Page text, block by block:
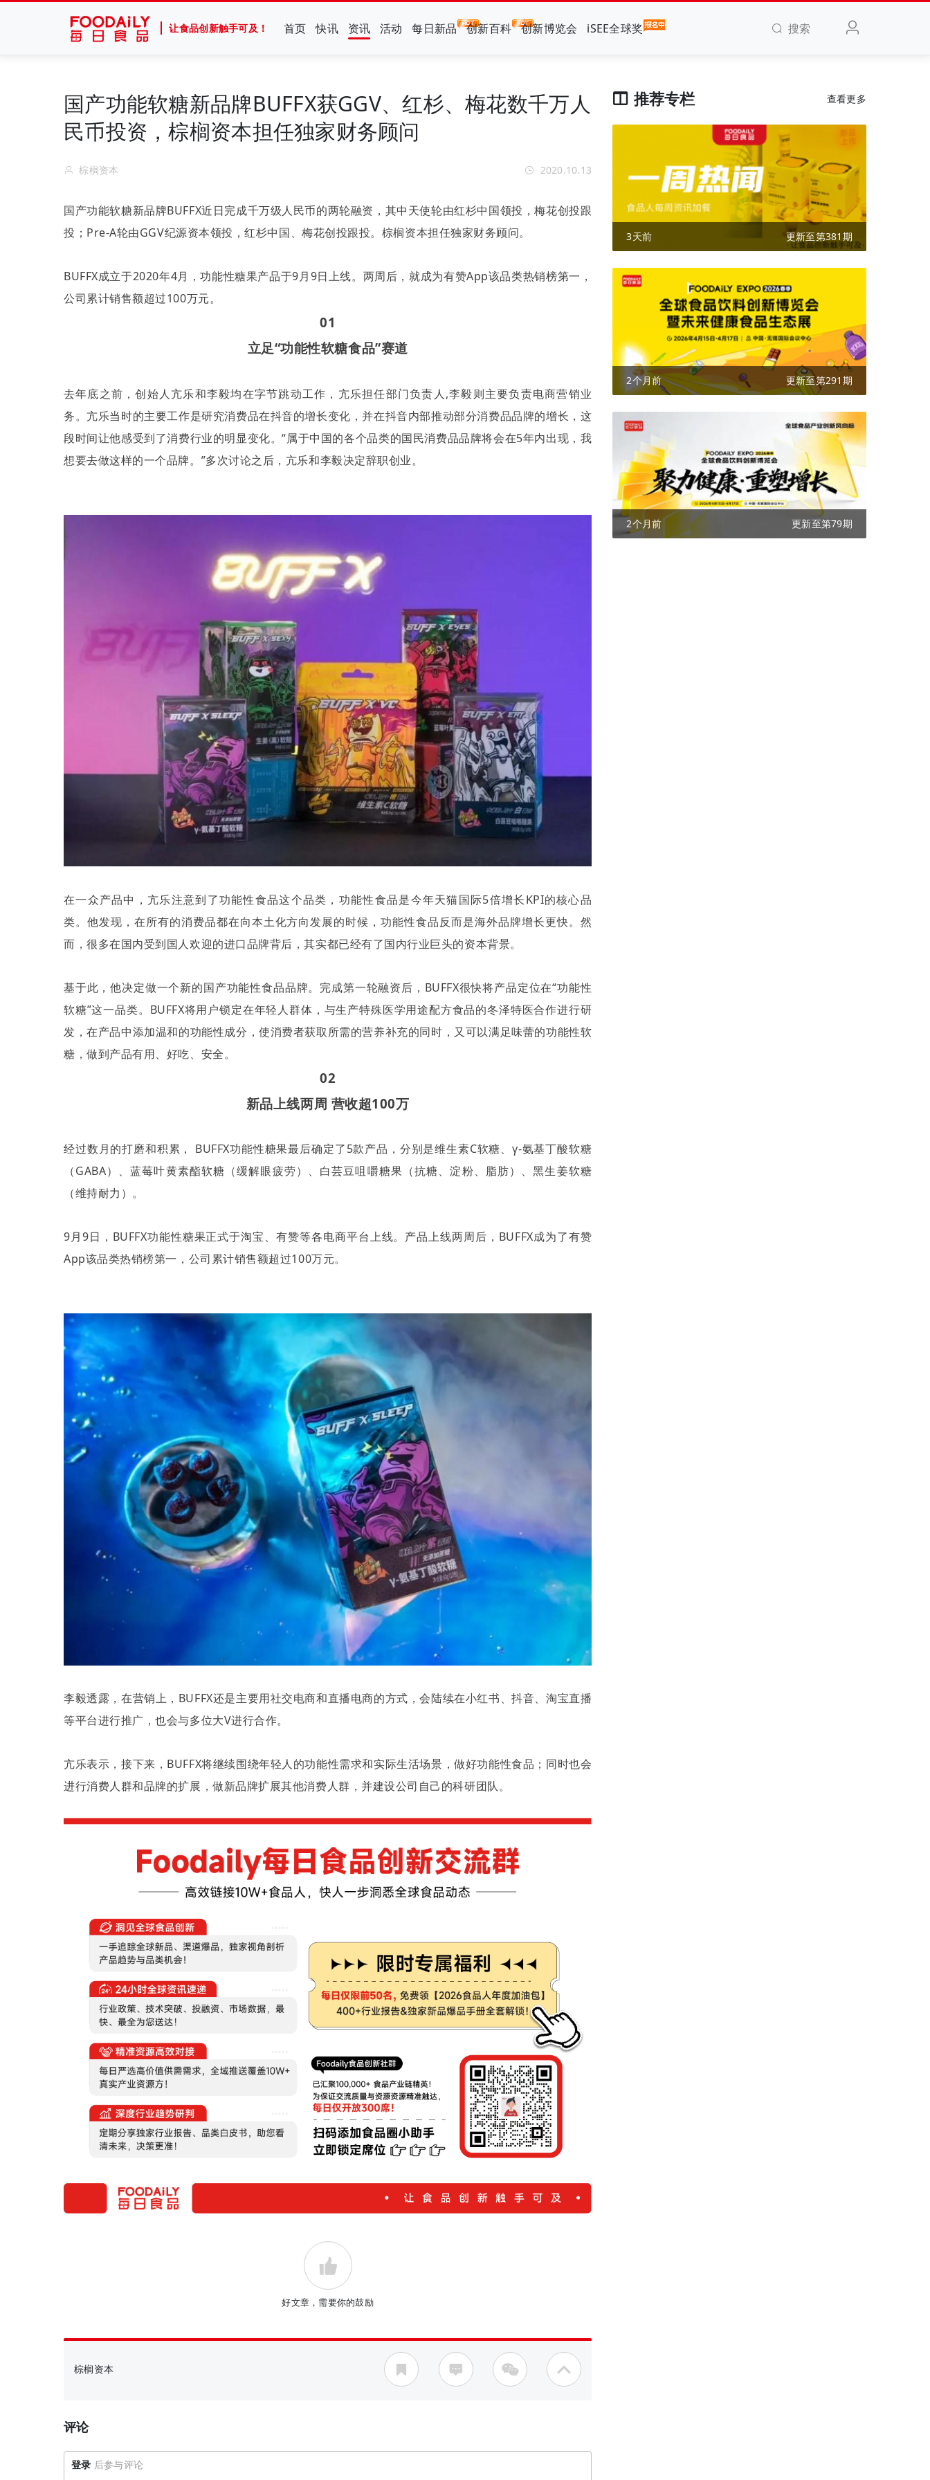
让食品创新触手可及！ 首页 快讯 资讯 活动 每日新品 创新百科 创新博览会 iSEE全球奖 搜索
国产功能软糖新品牌BUFFX获GGV、红杉、梅花数千万人
民币投资，棕榈资本担任独家财务顾问
棕榈资本 2020.10.13
国产功能软糖新品牌BUFFX近日完成千万级人民币的两轮融资，其中天使轮由红杉中国领投，梅花创投跟
投； Pre-A轮由GGV纪源资本领投，红杉中国、梅花创投跟投。棕榈资本担任独家财务顾问。
BUFFX成立于2020年4月，功能性糖果产品于9月9日上线。两周后，就成为有赞App该品类热销榜第一，
公司累计销售额超过100万元。
01
立足“功能性软糖食品”赛道
去年底之前，创始人亢乐和李毅均在字节跳动工作，亢乐担任部门负责人,李毅则主要负责电商营销业
务。亢乐当时的主要工作是研究消费品在抖音的增长变化，并在抖音内部推动部分消费品品牌的增长，这
段时间让他感受到了消费行业的明显变化。“属于中国的各个品类的国民消费品品牌将会在5年内出现，我
想要去做这样的一个品牌。 ”多次讨论之后，亢乐和李毅决定辞职创业。
在一众产品中，亢乐注意到了功能性食品这个品类，功能性食品是今年天猫国际5倍增长KPI的核心品
类。他发现，在所有的消费品都在向本土化方向发展的时候，功能性食品反而是海外品牌增长更快。然
而，很多在国内受到国人欢迎的进口品牌背后，其实都已经有了国内行业巨头的资本背景。
基于此，他决定做一个新的国产功能性食品品牌。完成第一轮融资后， BUFFX很快将产品定位在“功能性
软糖”这一品类。 BUFFX将用户锁定在年轻人群体，与生产特殊医学用途配方食品的冬泽特医合作进行研
发，在产品中添加温和的功能性成分，使消费者获取所需的营养补充的同时，又可以满足味蕾的功能性软
糖，做到产品有用、好吃、安全。
02
新品上线两周 营收超100万
经过数月的打磨和积累， BUFFX功能性糖果最后确定了5款产品，分别是维生素C软糖、γ-氨基丁酸软糖
（GABA）、蓝莓叶黄素酯软糖（缓解眼疲劳）、白芸豆咀嚼糖果（抗糖、淀粉、脂肪）、黑生姜软糖
（维持耐力）。
9月9日， BUFFX功能性糖果正式于淘宝、有赞等各电商平台上线。产品上线两周后， BUFFX成为了有赞
App该品类热销榜第一，公司累计销售额超过100万元。
李毅透露，在营销上， BUFFX还是主要用社交电商和直播电商的方式，会陆续在小红书、抖音、淘宝直播
等平台进行推广，也会与多位大V进行合作。
亢乐表示，接下来， BUFFX将继续围绕年轻人的功能性需求和实际生活场景，做好功能性食品；同时也会
进行消费人群和品牌的扩展，做新品牌扩展其他消费人群，并建设公司自己的科研团队。
好文章，需要你的鼓励
棕榈资本
评论
登录 后参与评论
推荐专栏 查看更多
3天前 更新至第381期
2个月前 更新至第291期
2个月前 更新至第79期